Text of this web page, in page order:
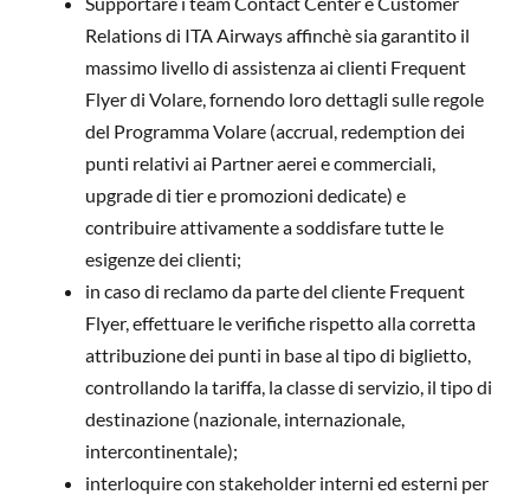
Relations di ITA Airways affinchè sia garantito il
massimo livello di assistenza ai clienti Frequent
Flyer di Volare, fornendo loro dettagli sulle regole
del Programma Volare (accrual, redemption dei
punti relativi ai Partner aerei e commerciali,
upgrade di tier e promozioni dedicate) e
contribuire attivamente a soddisfare tutte le
esigenze dei clienti;
in caso di reclamo da parte del cliente Frequent
Flyer, effettuare le verifiche rispetto alla corretta
attribuzione dei punti in base al tipo di biglietto,
controllando la tariffa, la classe di servizio, il tipo di
destinazione (nazionale, internazionale,
intercontinentale);
interloquire con stakeholder interni ed esterni per